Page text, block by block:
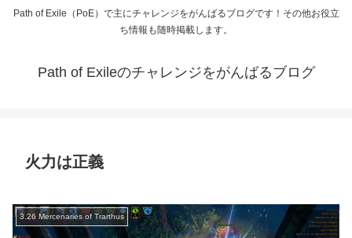
Path of Exile（PoE）で主にチャレンジをがんばるブログです！その他お役立
ち情報も随時掲載します。
Path of Exileのチャレンジをがんばるブログ
火力は正義
3.26 Mercenaries of Trarthus